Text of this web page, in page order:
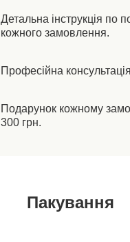
Детальна інструкція по
кожного замовлення.
Професійна
Подарунок кожному
300 грн.
Пакування